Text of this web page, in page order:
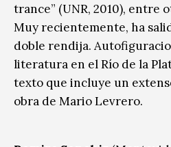
trance” (UNR, 2010), entre
Muy recientemente, ha
doble rendija.
literatura en el Río de la
texto que incluye un
obra de Mario Levrero.